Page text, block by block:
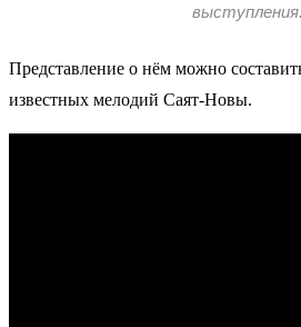
выступления.
Представление о нём можно
известных мелодий Саят-Новы.